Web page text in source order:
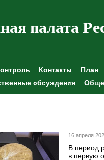
палата
Контакты План
обсуждения
16 апреля
В период
в первую